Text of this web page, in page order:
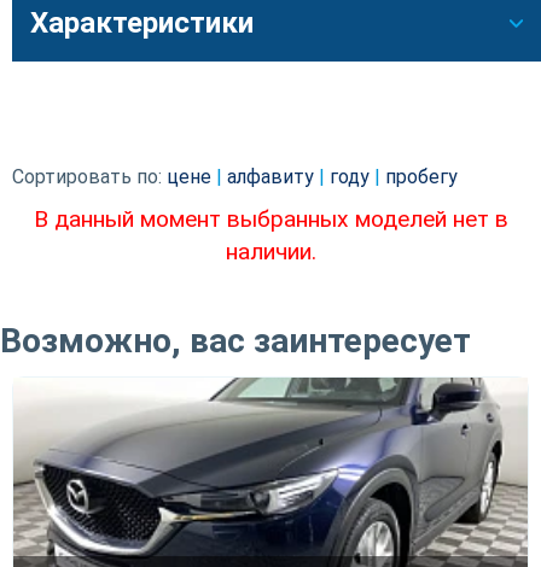
Характеристики
Сортировать по: цене алфавиту году пробегу
В данный момент выбранных моделей нет в
наличии.
Возможно, вас заинтересует